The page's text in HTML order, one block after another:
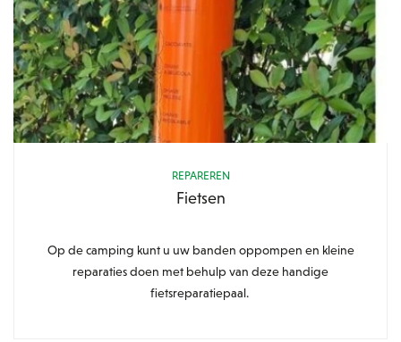
REPAREREN
Fietsen
Op de camping kunt u uw banden oppompen en kleine
reparaties doen met behulp van deze handige
fietsreparatiepaal.